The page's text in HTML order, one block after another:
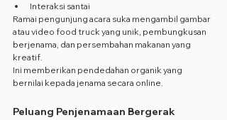
Interaksi santai
Ramai pengunjung acara suka mengambil gambar
atau video food truck yang unik, pembungkusan
berjenama, dan persembahan makanan yang
kreatif.
Ini memberikan pendedahan organik yang
bernilai kepada jenama secara online.
Peluang Penjenamaan Bergerak